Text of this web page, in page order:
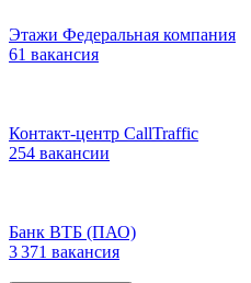
Этажи Федеральная компания
61 вакансия
Контакт-центр CallTraffic
254 вакансии
Банк ВТБ (ПАО)
3 371 вакансия